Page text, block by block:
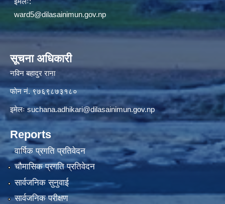
ward5@dilasainimun.gov.np
सूचना अधिकारी
नविन बहादुर राना
फाेन नं. ९७६९८७३१८०
इमेलःsuchana.adhikari@dilasainimun.gov.np
Reports
वार्षिक प्रगति प्रतिवेदन
चौमासिक प्रगति प्रतिवेदन
सार्वजनिक सुनुवाई
सार्वजनिक परीक्षण